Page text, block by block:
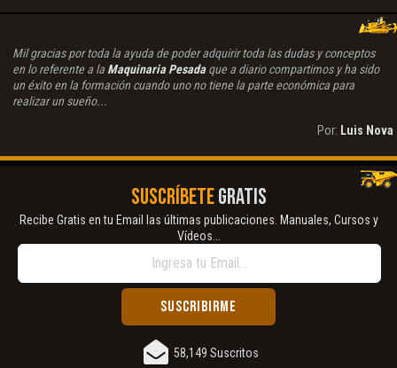
Mil gracias por toda la ayuda de poder adquirir toda las dudas y conceptos
en lo referente a la Maquinaria Pesadaque a diario compartimos y ha sido
un éxito en la formación cuando uno no tiene la parte económica para
realizar un sueño...
Por: Luis Nova
SUSCRÍBETEGRATIS
Recibe Gratis en tu Email las últimas publicaciones. Manuales, Cursos y
Vídeos...
58,149 Suscritos